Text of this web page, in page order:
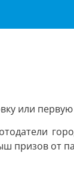
или
призов от